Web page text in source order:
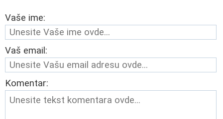
Vaše ime:
Vaš email:
Komentar: